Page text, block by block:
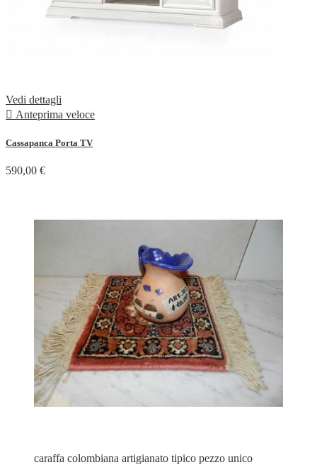
Vedi dettagli
 Anteprima veloce
Cassapanca Porta TV
590,00 €
caraffa colombiana artigianato tipico pezzo unico